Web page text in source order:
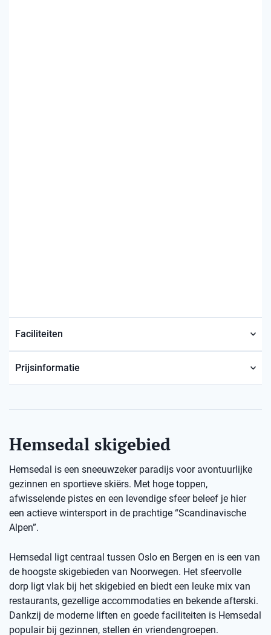
Faciliteiten
Prijsinformatie
Hemsedal skigebied
Hemsedal is een sneeuwzeker paradijs voor avontuurlijke
gezinnen en sportieve skiërs. Met hoge toppen,
afwisselende pistes en een levendige sfeer beleef je hier
een actieve wintersport in de prachtige “Scandinavische
Alpen”.
Hemsedal ligt centraal tussen Oslo en Bergen en is een van
de hoogste skigebieden van Noorwegen. Het sfeervolle
dorp ligt vlak bij het skigebied en biedt een leuke mix van
restaurants, gezellige accommodaties en bekende afterski.
Dankzij de moderne liften en goede faciliteiten is Hemsedal
populair bij gezinnen, stellen én vriendengroepen.